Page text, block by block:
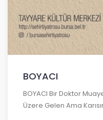
BOYACI
BOYACI Bir Doktor
Üzere Gelen Ama